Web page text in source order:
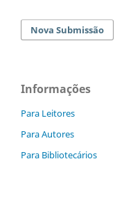
Nova Submissão
Informações
Para Leitores
Para Autores
Para Bibliotecários